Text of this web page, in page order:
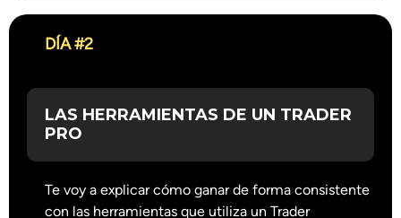
DÍA #2
LAS HERRAMIENTAS DE UN TRADER
PRO
Te voy a explicar cómo ganar de forma consistente
con las herramientas que utiliza un Trader